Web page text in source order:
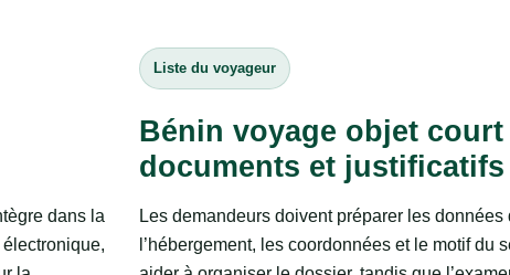
dans la
Liste du voyageur
Bénin voyage objet
documents et justificatifs
Les demandeurs doivent préparer les
l’hébergement, les coordonnées et le motif du